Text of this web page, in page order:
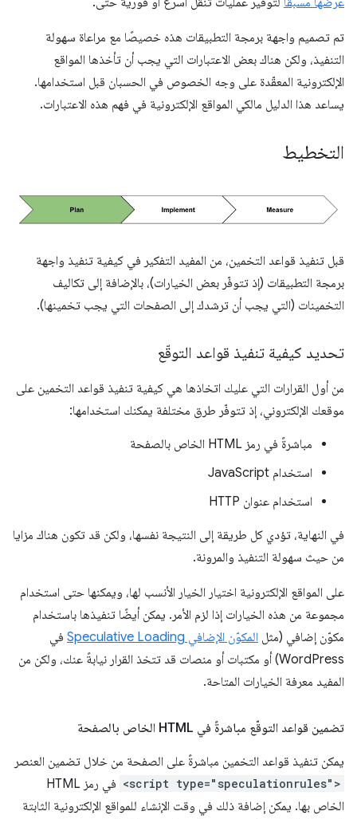
تم تصميم واجهة برمجة التطبيقات هذه خصيصًا مع مراعاة سهولة
التنفيذ، ولكن هناك بعض الاعتبارات التي يجب أن تأخذها المواقع
الإلكترونية المعقّدة على وجه الخصوص في الحسبان قبل استخدامها.
يساعد هذا الدليل مالكي المواقع الإلكترونية في فهم هذه الاعتبارات.
التخطيط
قبل تنفيذ قواعد التخمين، من المفيد التفكير في كيفية تنفيذ واجهة
برمجة التطبيقات (إذ تتوفّر بعض الخيارات)، بالإضافة إلى تكاليف
التخمينات (التي يجب أن ترشدك إلى الصفحات التي يجب تخمينها).
تحديد كيفية تنفيذ قواعد التوقّع
من أول القرارات التي عليك اتخاذها هي كيفية تنفيذ قواعد التخمين على
موقعك الإلكتروني، إذ تتوفّر طرق مختلفة يمكنك استخدامها:
مباشرةً في رمز HTML الخاص بالصفحة
استخدام JavaScript
استخدام عنوان HTTP
في النهاية، تؤدي كل طريقة إلى النتيجة نفسها، ولكن قد تكون هناك مزايا
من حيث سهولة التنفيذ والمرونة.
على المواقع الإلكترونية اختيار الخيار الأنسب لها، ويمكنها حتى استخدام
مجموعة من هذه الخيارات إذا لزم الأمر. يمكن أيضًا تنفيذها باستخدام
مكوّن إضافي (مثل المكوّن الإضافي Speculative Loading
في
WordPress) أو مكتبات أو منصات قد تتخذ القرار نيابةً عنك، ولكن من
المفيد معرفة الخيارات المتاحة.
تضمين قواعد التوقّع مباشرةً في HTML الخاص بالصفحة
يمكن تنفيذ قواعد التخمين مباشرةً على الصفحة من خلال تضمين العنصر
<script type="speculationrules">
في رمز HTML
الخاص بها. يمكن إضافة ذلك في وقت الإنشاء للمواقع الإلكترونية الثابتة